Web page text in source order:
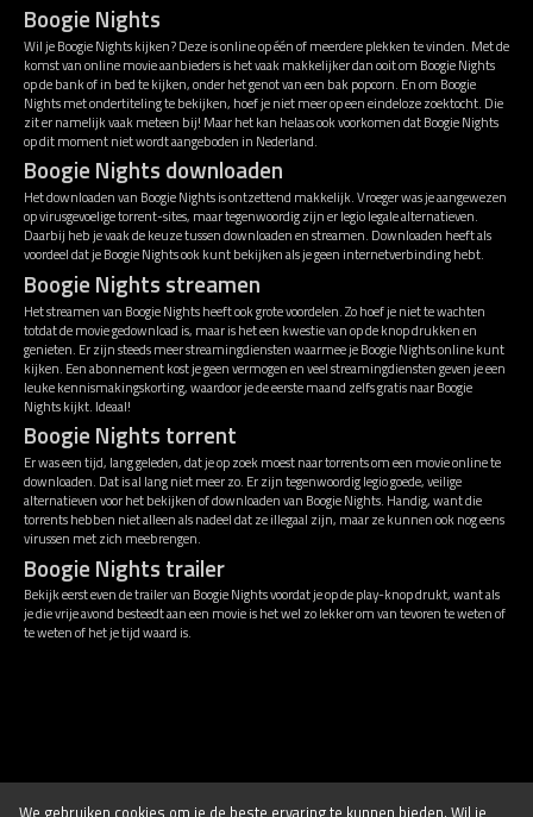
Boogie Nights
Wil je Boogie Nights kijken? Deze is online op één of meerdere plekken te vinden. Met de
komst van online movie aanbieders is het vaak makkelijker dan ooit om Boogie Nights
op de bank of in bed te kijken, onder het genot van een bak popcorn. En om Boogie
Nights met ondertiteling te bekijken, hoef je niet meer op een eindeloze zoektocht. Die
zit er namelijk vaak meteen bij! Maar het kan helaas ook voorkomen dat Boogie Nights
op dit moment niet wordt aangeboden in Nederland.
Boogie Nights downloaden
Het downloaden van Boogie Nights is ontzettend makkelijk. Vroeger was je aangewezen
op virusgevoelige torrent-sites, maar tegenwoordig zijn er legio legale alternatieven.
Daarbij heb je vaak de keuze tussen downloaden en streamen. Downloaden heeft als
voordeel dat je Boogie Nights ook kunt bekijken als je geen internetverbinding hebt.
Boogie Nights streamen
Het streamen van Boogie Nights heeft ook grote voordelen. Zo hoef je niet te wachten
totdat de movie gedownload is, maar is het een kwestie van op de knop drukken en
genieten. Er zijn steeds meer streamingdiensten waarmee je Boogie Nights online kunt
kijken. Een abonnement kost je geen vermogen en veel streamingdiensten geven je een
leuke kennismakingskorting, waardoor je de eerste maand zelfs gratis naar Boogie
Nights kijkt. Ideaal!
Boogie Nights torrent
Er was een tijd, lang geleden, dat je op zoek moest naar torrents om een movie online te
downloaden. Dat is al lang niet meer zo. Er zijn tegenwoordig legio goede, veilige
alternatieven voor het bekijken of downloaden van Boogie Nights. Handig, want die
torrents hebben niet alleen als nadeel dat ze illegaal zijn, maar ze kunnen ook nog eens
virussen met zich meebrengen.
Boogie Nights trailer
Bekijk eerst even de trailer van Boogie Nights voordat je op de play-knop drukt, want als
je die vrije avond besteedt aan een movie is het wel zo lekker om van tevoren te weten of
te weten of het je tijd waard is.
We gebruiken cookies om je de beste ervaring te kunnen bieden. Wil je
Disclaimer Algemene voorwaarden